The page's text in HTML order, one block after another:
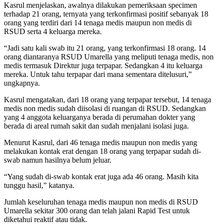
Kasrul menjelaskan, awalnya dilakukan pemeriksaan specimen
terhadap 21 orang, ternyata yang terkonfirmasi positif sebanyak 18
orang yang terdiri dari 14 tenaga medis maupun non medis di
RSUD serta 4 keluarga mereka.
“Jadi satu kali swab itu 21 orang, yang terkonfirmasi 18 orang. 14
orang diantaranya RSUD Umarella yang meliputi tenaga medis, non
medis termasuk Direktur juga terpapar. Sedangkan 4 itu keluarga
mereka. Untuk tahu terpapar dari mana sementara ditelusuri,”
ungkapnya.
Kasrul mengatakan, dari 18 orang yang terpapar tersebut, 14 tenaga
medis non medis sudah diisolasi di ruangan di RSUD. Sedangkan
yang 4 anggota keluarganya berada di perumahan dokter yang
berada di areal rumah sakit dan sudah menjalani isolasi juga.
Menurut Kasrul, dari 46 tenaga medis maupun non medis yang
melakukan kontak erat dengan 18 orang yang terpapar sudah di-
swab namun hasilnya belum jeluar.
“Yang sudah di-swab kontak erat juga ada 46 orang. Masih kita
tunggu hasil,” katanya.
Jumlah keseluruhan tenaga medis maupun non medis di RSUD
Umarella sekitar 300 orang dan telah jalani Rapid Test untuk
diketahui reaktif atau tidak.